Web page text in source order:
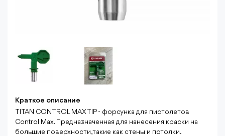
Краткое описание
TITAN CONTROL MAX TIP - форсунка для пистолетов
Control Max. Предназначенная для нанесения краски на
большие поверхности, такие как стены и потолки.